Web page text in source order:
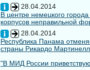
28.04.2014
В центре немецкого
корпусов неправильной
28.04.2014
Республика Панама
страны Рикардо
"В МИД России